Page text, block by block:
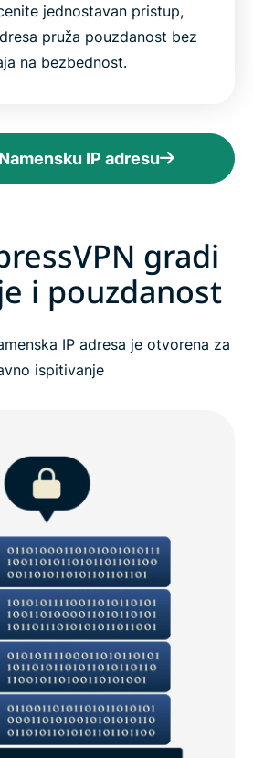
jednostavan pristup,
pruža pouzdanost bez
na bezbednost.
IP adresu
gradi
i pouzdanost
IP adresa je otvorena za
ispitivanje